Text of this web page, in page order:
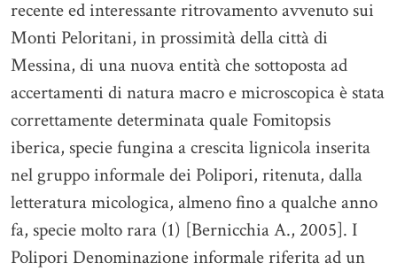
recente ed interessante ritrovamento avvenuto sui
Monti Peloritani, in prossimità della città di
Messina, di una nuova entità che sottoposta ad
accertamenti di natura macro e microscopica è stata
correttamente determinata quale Fomitopsis
iberica, specie fungina a crescita lignicola inserita
nel gruppo informale dei Polipori, ritenuta, dalla
letteratura micologica, almeno fino a qualche anno
fa, specie molto rara (1) [Bernicchia A., 2005]. I
Polipori Denominazione informale riferita ad un